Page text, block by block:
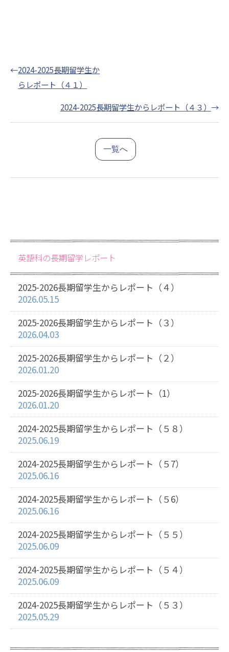
←2024-2025長期留学生か
らレポート（４１）
2024-2025長期留学生からレポート（４３） →
一覧へ
英語科の長期留学レポート
2025-2026長期留学生からレポート（４）
2026.05.15
2025-2026長期留学生からレポート（３）
2026.04.03
2025-2026長期留学生からレポート（２）
2026.01.20
2025-2026長期留学生からレポート（1）
2026.01.20
2024-2025長期留学生からレポート（５８）
2025.06.19
2024-2025長期留学生からレポート（５7）
2025.06.16
2024-2025長期留学生からレポート（５6）
2025.06.16
2024-2025長期留学生からレポート（５５）
2025.06.09
2024-2025長期留学生からレポート（５４）
2025.06.09
2024-2025長期留学生からレポート（５３）
2025.05.29